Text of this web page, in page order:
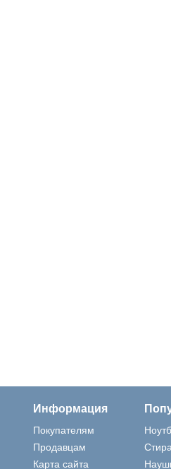
Информация
Покупателям
Продавцам
Карта сайта